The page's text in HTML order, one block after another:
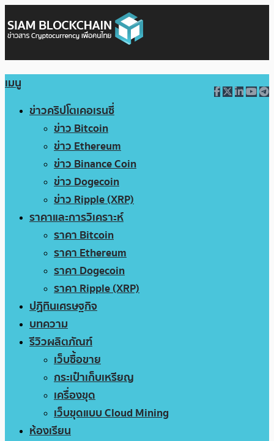
เมนู
ข่าวคริปโตเคอเรนซี่
ข่าว Bitcoin
ข่าว Ethereum
ข่าว Binance Coin
ข่าว Dogecoin
ข่าว Ripple (XRP)
ราคาและการวิเคราะห์
ราคา Bitcoin
ราคา Ethereum
ราคา Dogecoin
ราคา Ripple (XRP)
ปฏิทินเศรษฐกิจ
บทความ
รีวิวผลิตภัณฑ์
เว็บซื้อขาย
กระเป๋าเก็บเหรียญ
เครื่องขุด
เว็บขุดแบบ Cloud Mining
ห้องเรียน